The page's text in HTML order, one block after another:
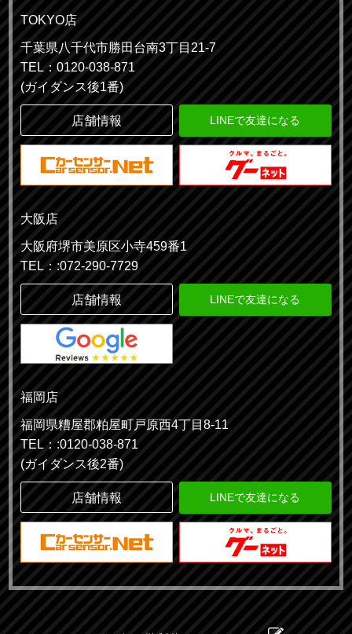
TOKYO店
千葉県八千代市勝田台南3丁目21-7
TEL：0120-038-871
(ガイダンス後1番)
店舗情報 LINEで友達になる
大阪店
大阪府堺市美原区小寺459番1
TEL：:072-290-7729
店舗情報 LINEで友達になる
福岡店
福岡県糟屋郡粕屋町戸原西4丁目8-11
TEL：:0120-038-871
(ガイダンス後2番)
店舗情報 LINEで友達になる